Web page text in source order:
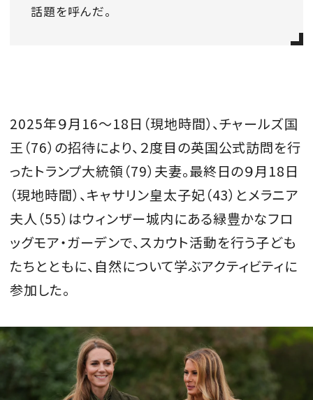
「The SPUR Club」。便利な機能と特典を無料で楽し
めます。
ログイン・新規会員登録
FOLLOW US
話題を呼んだ。
2025年９月16〜18日（現地時間）、チャールズ国
王（76）の招待により、２度目の英国公式訪問を行
ったトランプ大統領（79）夫妻。最終日の９月18日
（現地時間）、キャサリン皇太子妃（43）とメラニア
夫人（55）はウィンザー城内にある緑豊かなフロ
ッグモア・ガーデンで、スカウト活動を行う子ども
たちとともに、自然について学ぶアクティビティに
参加した。